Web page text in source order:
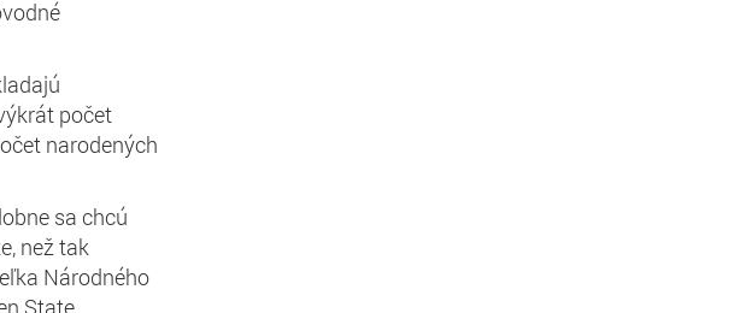
počet
narodených
sa chcú
než tak
Národného
State